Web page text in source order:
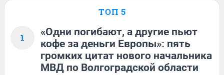
ТОП 5
1
«Одни погибают, а другие пьют
кофе за деньги Европы»: пять
громких цитат нового начальника
МВД по Волгоградской области